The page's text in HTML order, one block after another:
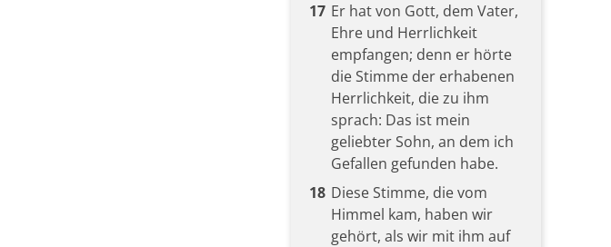
17 Er hat von Gott, dem Vater,
Ehre und Herrlichkeit
empfangen; denn er hörte
die Stimme der erhabenen
Herrlichkeit, die zu ihm
sprach: Das ist mein
geliebter Sohn, an dem ich
Gefallen gefunden habe.
18 Diese Stimme, die vom
Himmel kam, haben wir
gehört, als wir mit ihm auf